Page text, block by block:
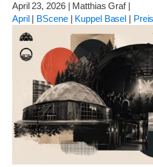
April 23, 2026| Matthias Graf|
April| BScene| Kuppel Basel |